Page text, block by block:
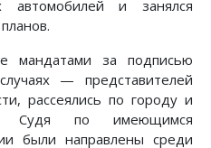
автомобилей и занялся
мандатами за подписью
— представителей
рассеялись по городу и
Судя по имеющимся
были направлены среди